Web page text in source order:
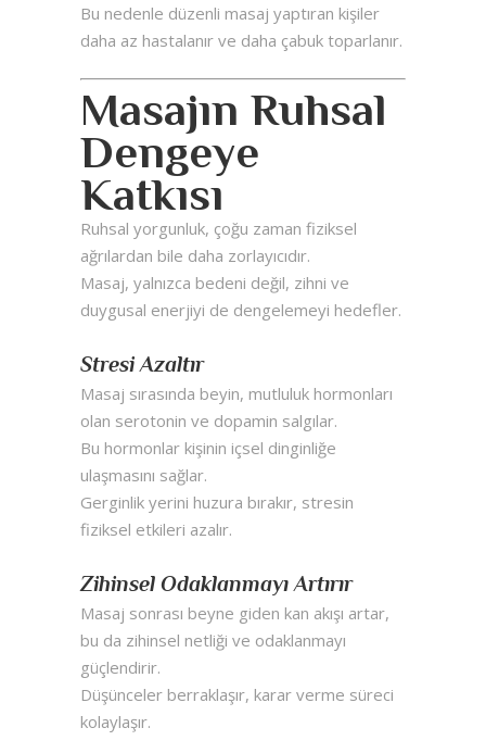
Bu nedenle düzenli masaj yaptıran kişiler
daha az hastalanır ve daha çabuk toparlanır.
Masajın Ruhsal
Dengeye
Katkısı
Ruhsal yorgunluk, çoğu zaman fiziksel
ağrılardan bile daha zorlayıcıdır.
Masaj, yalnızca bedeni değil, zihni ve
duygusal enerjiyi de dengelemeyi hedefler.
Stresi Azaltır
Masaj sırasında beyin, mutluluk hormonları
olan serotonin ve dopamin salgılar.
Bu hormonlar kişinin içsel dinginliğe
ulaşmasını sağlar.
Gerginlik yerini huzura bırakır, stresin
fiziksel etkileri azalır.
Zihinsel Odaklanmayı Artırır
Masaj sonrası beyne giden kan akışı artar,
bu da zihinsel netliği ve odaklanmayı
güçlendirir.
Düşünceler berraklaşır, karar verme süreci
kolaylaşır.